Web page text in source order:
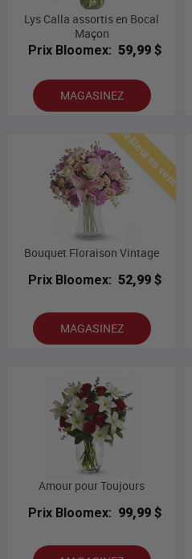
Lys Calla assortis en Bocal
Maçon
Prix Bloomex: 59,99 $
MAGASINEZ
Meilleures ventes
Bouquet Floraison Vintage
Prix Bloomex: 52,99 $
MAGASINEZ
Amour pour Toujours
Prix Bloomex: 99,99 $